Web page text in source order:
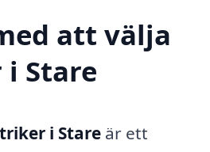
att välja
Stare
i Stare är ett